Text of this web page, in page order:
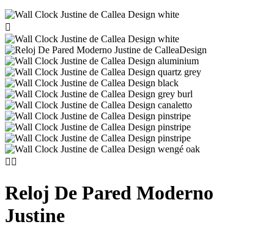

 
Reloj De Pared Moderno
Justine